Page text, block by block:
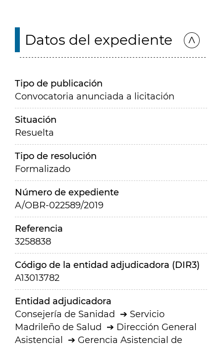
Datos del expediente
Tipo de publicación
Convocatoria anunciada a licitación
Situación
Resuelta
Tipo de resolución
Formalizado
Número de expediente
A/OBR-022589/2019
Referencia
3258838
Código de la entidad adjudicadora (DIR3)
A13013782
Entidad adjudicadora
Consejería de Sanidad
Servicio
Madrileño de Salud
Dirección General
Asistencial
Gerencia Asistencial de